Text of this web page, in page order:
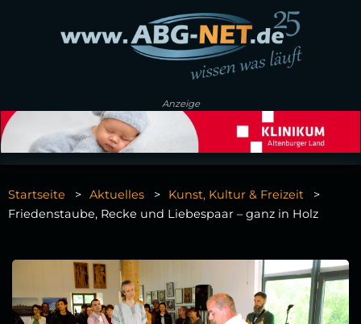
Anzeige
Startseite Aktuelles
Kunst, Kultur & Freizeit
Friedenstaube, Recke und Liebespaar – ganz in Holz